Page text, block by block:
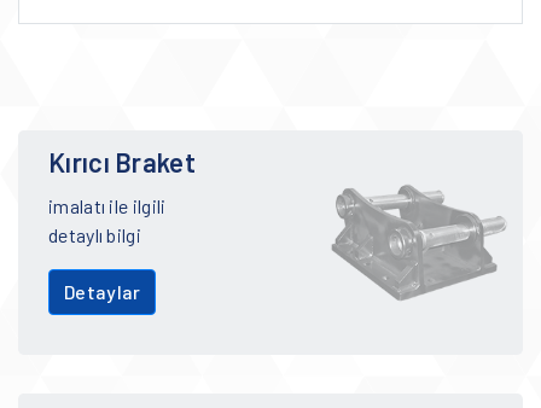
Kırıcı Braket
imalatı ile ilgili
detaylı bilgi
Detaylar